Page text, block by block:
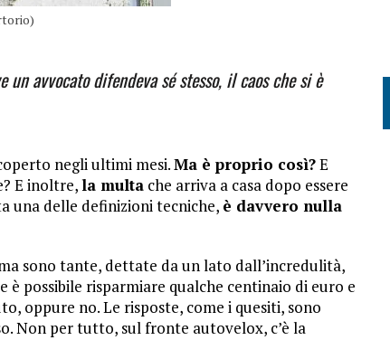
avvocato difendeva sé stesso, il caos che si è
negli ultimi mesi.Ma è proprio così?E
E inoltre,la multa che arriva a casa dopo essere
una delle definizioni tecniche, è davvero nulla
sono tante, dettate da un lato dall’incredulità,
possibile risparmiare qualche centinaio di euro e
oppure no. Le risposte, come i quesiti, sono
Non per tutto, sul fronte autovelox, c’è la